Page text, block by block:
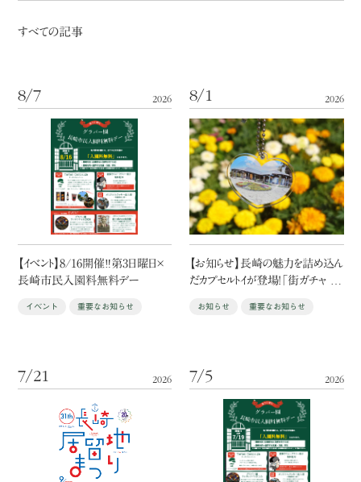
すべての記事
【イベント】8/16開催‼第3日曜日×
長崎市民入園料無料デー
2026
8/7
イベント 重要なお知らせ
【お知らせ】長崎の魅力を詰め込ん
だカプセルトイが登場！「街ガチャ in
2026
8/1
お知らせ 重要なお知らせ
2026
7/21 2026
7/5